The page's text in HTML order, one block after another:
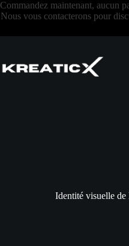
Commandez maintenant, aucun
Nous vous contacterons pour
Identité visuelle